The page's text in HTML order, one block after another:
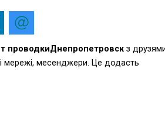
проводкиДнепропетровск з
мережі, месенджери. Це додасть